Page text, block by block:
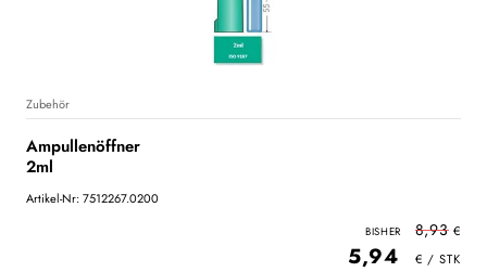
Zubehör
Ampullenöffner
2ml
Artikel-Nr: 7512267.0200
8,93
5,94